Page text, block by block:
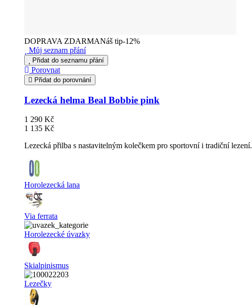
DOPRAVA ZDARMANáš tip-12%
Můj seznam přání
Přidat do seznamu přání
Porovnat
Přidat do porovnání
Lezecká helma Beal Bobbie pink
1 290 Kč
1 135 Kč
Lezecká přilba s nastavitelným kolečkem pro sportovní i tradiční
Horolezecká lana
Via ferrata
Horolezecké úvazky
Skialpinismus
Lezečky